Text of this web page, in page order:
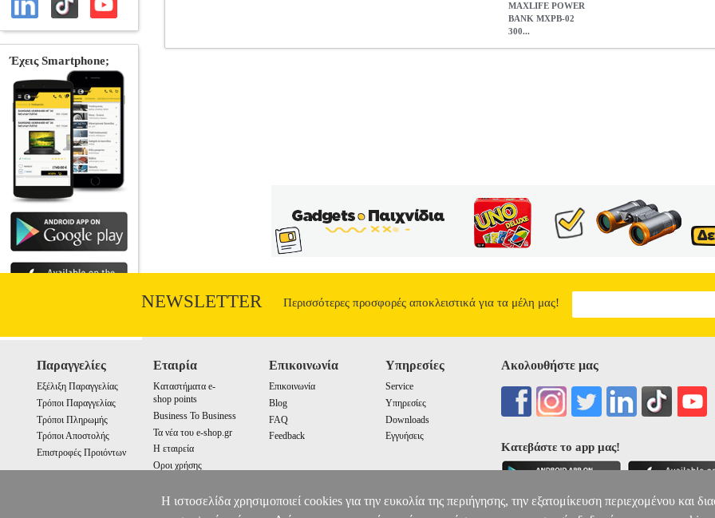
MAXLIFE POWER
BANK MXPB-02
300...
NEWSLETTER Περισσότερες προσφορές αποκλειστικά για τα μέλη μας!
Παραγγελίες
Εξέλιξη Παραγγελίας
Τρόποι Παραγγελίας
Τρόποι Πληρωμής
Τρόποι Αποστολής
Επιστροφές Προιόντων
Εταιρία
Καταστήματα e-
shop points
Business To Business
Τα νέα του e-shop.gr
Η εταιρεία
Οροι χρήσης
Επικοινωνία
Επικοινωνία
Blog
FAQ
Feedback
Υπηρεσίες
Service
Υπηρεσίες
Downloads
Εγγυήσεις
Ακολουθήστε μας
Κατεβάστε το app μας!
Η ιστοσελίδα χρησιμοποιεί cookies για την ευκολία της περιήγησης, την εξατομίκευση περιεχομένου και